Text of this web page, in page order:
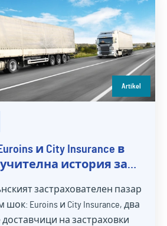
Artikel
и City Insurance в
история за
компания
застрахователен пазар
Euroins и City Insurance, два
на застраховки